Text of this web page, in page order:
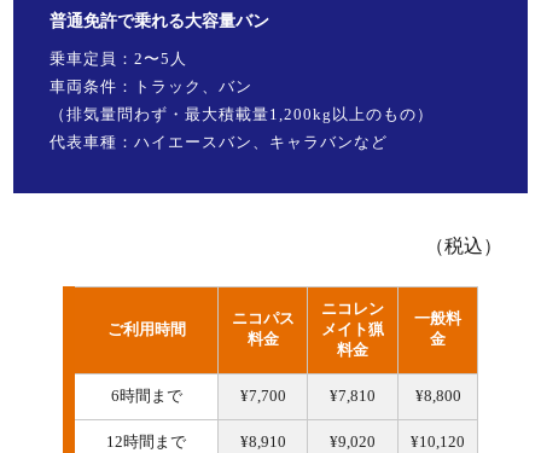
普通免許で乗れる大容量バン
乗車定員：2〜5人
車両条件：トラック、バン
（排気量問わず・最大積載量1,200kg以上のもの）
代表車種：ハイエースバン、キャラバンなど
（税込）
ご利用時間
ニコパス
料金
ニコレン
メイト猟
料金
一般料
金
6時間まで ¥7,700 ¥7,810 ¥8,800
12時間まで ¥8,910 ¥9,020 ¥10,120